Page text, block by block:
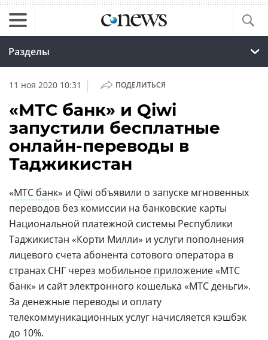
Разделы
11 ноя 2020 10:31 | ПОДЕЛИТЬСЯ
«МТС банк» и Qiwi
запустили бесплатные
онлайн-переводы в
Таджикистан
«МТС банк» и Qiwi объявили о запуске мгновенных
переводов без комиссии на банковские карты
Национальной платежной системы Республики
Таджикистан «Корти Милли» и услуги пополнения
лицевого счета абонента сотового оператора в
странах СНГ через мобильное приложение «МТС
банк» и сайт электронного кошелька «МТС деньги».
За денежные переводы и оплату
телекоммуникационных услуг начисляется кэшбэк
до 10%.